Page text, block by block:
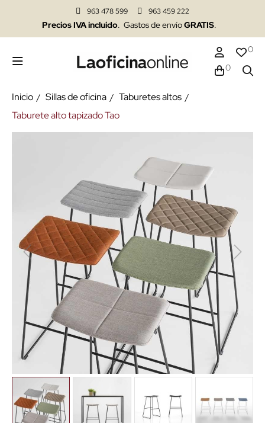
963 478 599 963 459 222
Precios IVA incluido. Gastos de envíoGRATIS.
0
0
Inicio Sillas de oficina
Taburetes altos
Taburete alto tapizado Tao